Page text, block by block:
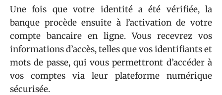
Une fois que votre identité a été vérifiée, la
banque procède ensuite à l’activation de votre
compte bancaire en ligne. Vous recevrez vos
informations d’accès, telles que vos identifiants et
mots de passe, qui vous permettront d’accéder à
vos comptes via leur plateforme numérique
sécurisée.